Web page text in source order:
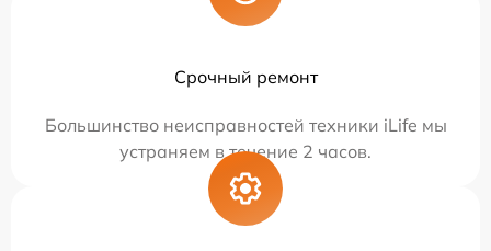
Срочный ремонт
Большинство неисправностей техники iLife мы
устраняем в течение 2 часов.